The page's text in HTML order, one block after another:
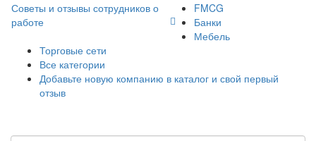
Советы и отзывы сотрудников о
работе
FMCG
Банки
Мебель
Торговые сети
Все категории
Добавьте новую компанию в каталог и свой первый
отзыв